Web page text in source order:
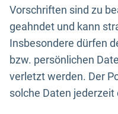
Vorschriften sind zu
geahndet und kann
Insbesondere dürfen
bzw. persönlichen
verletzt werden. Der
solche Daten jederzeit